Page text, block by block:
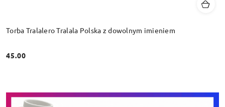
Torba Tralalero Tralala Polska z dowolnym imieniem
Cena:
45.00